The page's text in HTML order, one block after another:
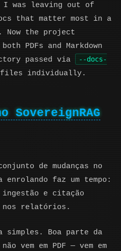
I was leaving out of
that matter most in a
the project
PDFs and Markdown
passed via
--docs-
individually.
SovereignRAG
de mudanças no
enrolando faz um tempo:
ingestão e citação
relatórios.
simples. Boa parte da
não vem em PDF — vem em